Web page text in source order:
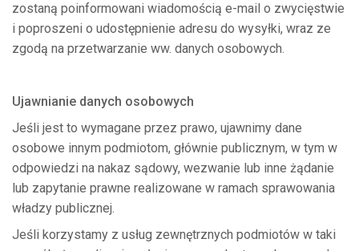
zostaną poinformowani wiadomością e-mail o zwycięstwie
i poproszeni o udostępnienie adresu do wysyłki, wraz ze
zgodą na przetwarzanie ww. danych osobowych.
Ujawnianie danych osobowych
Jeśli jest to wymagane przez prawo, ujawnimy dane
osobowe innym podmiotom, głównie publicznym, w tym w
odpowiedzi na nakaz sądowy, wezwanie lub inne żądanie
lub zapytanie prawne realizowane w ramach sprawowania
władzy publicznej.
Jeśli korzystamy z usług zewnętrznych podmiotów w taki